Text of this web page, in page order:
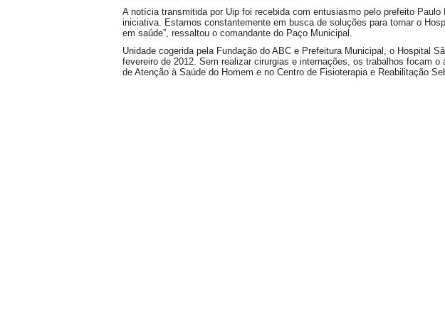
A notícia transmitida por Uip foi recebida com entusiasmo pelo prefeito Paulo
iniciativa. Estamos constantemente em busca de soluções para tornar o
em saúde”, ressaltou o comandante do Paço Municipal.
Unidade cogerida pela Fundação do ABC e Prefeitura Municipal, o Hospital
fevereiro de 2012. Sem realizar cirurgias e internações, os trabalhos focam
de Atenção à Saúde do Homem e no Centro de Fisioterapia e Reabilitação